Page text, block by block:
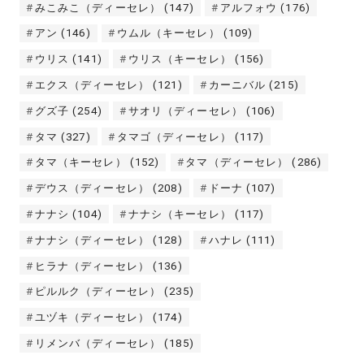
みこみこ（ディーセレ） (147) アルフォウ (176)
アン (146) ウムル（キーセレ） (109)
ウリス (141) ウリス（キーセレ） (156)
エクス（ディーセレ） (121) カーニバル (215)
グズ子 (254) サオリ（ディーセレ） (106)
タマ (327) タマゴ（ディーセレ） (117)
タマ（キーセレ） (152) タマ（ディーセレ） (286)
デウス（ディーセレ） (208) ドーナ (107)
ナナシ (104) ナナシ（キーセレ） (117)
ナナシ（ディーセレ） (128) ハナレ (111)
ヒラナ（ディーセレ） (136)
ピルルク（ディーセレ） (235)
ユヅキ（ディーセレ） (174)
リメンバ（ディーセレ） (185)